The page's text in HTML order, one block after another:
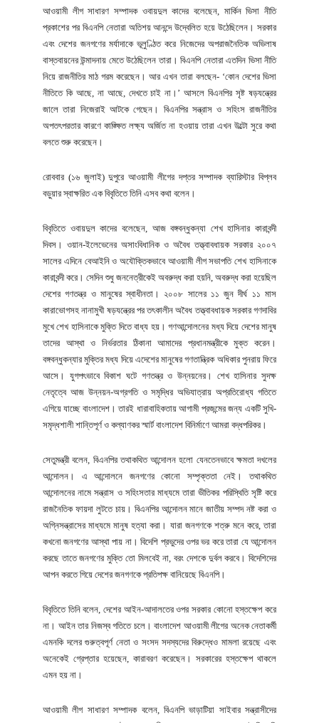
আওয়ামী লীগ সাধারণ সম্পাদক ওবায়দুল কাদের বলেছেন, মার্কিন ভিসা নীতি
প্রকাশের পর বিএনপি নেতারা অতিশয় আনন্দে উদ্বেলিত হয়ে উঠেছিলেন। সরকার
এবং দেশের জনগণের মর্যাদাকে ভূলুণ্ঠিত করে নিজেদের অপরাজনৈতিক অভিলাষ
বাস্তবায়নের উন্মাদনায় মেতে উঠেছিলেন তারা। বিএনপি নেতারা এতদিন ভিসা নীতি
নিয়ে রাজনীতির মাঠ গরম করেছেন। আর এখন তারা বলছেন- ‘কোন দেশের ভিসা
নীতিতে কি আছে, না আছে, দেখতে চাই না।’ আসলে বিএনপির সৃষ্ট ষড়যন্ত্রের
জালে তারা নিজেরাই আটকে গেছেন। বিএনপির সন্ত্রাস ও সহিংস রাজনীতির
অপতৎপরতার কারণে কাঙ্ক্ষিত লক্ষ্য অর্জিত না হওয়ায় তারা এখন উল্টো সুরে কথা
বলতে শুরু করেছেন।
রোববার (১৬ জুলাই) দুপুরে আওয়ামী লীগের দপ্তর সম্পাদক ব্যারিস্টার বিপ্লব
বড়ুয়ার স্বাক্ষরিত এক বিবৃতিতে তিনি এসব কথা বলেন।
বিবৃতিতে ওবায়দুল কাদের বলেছেন, আজ বঙ্গবন্ধুকন্যা শেখ হাসিনার কারাবন্দী
দিবস। ওয়ান-ইলেভেনের অসাংবিধানিক ও অবৈধ তত্ত্বাবধায়ক সরকার ২০০৭
সালের এদিনে বেআইনি ও অযৌক্তিকভাবে আওয়ামী লীগ সভাপতি শেখ হাসিনাকে
কারাবন্দী করে। সেদিন শুধু জননেত্রীকেই অবরুদ্ধ করা হয়নি, অবরুদ্ধ করা হয়েছিল
দেশের গণতন্ত্র ও মানুষের স্বাধীনতা। ২০০৮ সালের ১১ জুন দীর্ঘ ১১ মাস
কারাভোগসহ নানামুখী ষড়যন্ত্রের পর তৎকালীন অবৈধ তত্ত্বাবধায়ক সরকার গণদাবির
মুখে শেখ হাসিনাকে মুক্তি দিতে বাধ্য হয়। গণআন্দোলনের মধ্য দিয়ে দেশের মানুষ
তাদের আস্থা ও নির্ভরতার ঠিকানা আমাদের প্রধানমন্ত্রীকে মুক্ত করেন।
বঙ্গবন্ধুকন্যার মুক্তির মধ্য দিয়ে এদেশের মানুষের গণতান্ত্রিক অধিকার পুনরায় ফিরে
আসে। যুগপৎভাবে বিকাশ ঘটে গণতন্ত্র ও উন্নয়নের। শেখ হাসিনার সুদক্ষ
নেতৃত্বে আজ উন্নয়ন-অগ্রগতি ও সমৃদ্ধির অভিযাত্রায় অপ্রতিরোধ্য গতিতে
এগিয়ে যাচ্ছে বাংলাদেশ। তারই ধারাবাহিকতায় আগামী প্রজন্মের জন্য একটি সুখি-
সমৃদ্ধশালী শান্তিপূর্ণ ও কল্যাণকর স্মার্ট বাংলাদেশ বিনির্মাণে আমরা বদ্ধপরিকর।
সেতুমন্ত্রী বলেন, বিএনপির তথাকথিত আন্দোলন হলো যেনতেনভাবে ক্ষমতা দখলের
আন্দোলন। এ আন্দোলনে জনগণের কোনো সম্পৃক্ততা নেই। তথাকথিত
আন্দোলনের নামে সন্ত্রাস ও সহিংসতার মাধ্যমে তারা ভীতিকর পরিস্থিতি সৃষ্টি করে
রাজনৈতিক ফায়দা লুটতে চায়। বিএনপির আন্দোলন মানে জাতীয় সম্পদ নষ্ট করা ও
অগ্নিসন্ত্রাসের মাধ্যমে মানুষ হত্যা করা। যারা জনগণকে শত্রু মনে করে, তারা
কখনো জনগণের আস্থা পায় না। বিদেশি প্রভুদের ওপর ভর করে তারা যে আন্দোলন
করছে তাতে জনগণের মুক্তি তো মিলবেই না, বরং দেশকে দুর্বল করবে। বিদেশিদের
আপন করতে গিয়ে দেশের জনগণকে প্রতিপক্ষ বানিয়েছে বিএনপি।
বিবৃতিতে তিনি বলেন, দেশের আইন-আদালতের ওপর সরকার কোনো হস্তক্ষেপ করে
না। আইন তার নিজস্ব গতিতে চলে। বাংলাদেশ আওয়ামী লীগের অনেক নেতাকর্মী
এমনকি দলের গুরুত্বপূর্ণ নেতা ও সংসদ সদস্যদের বিরুদ্ধেও মামলা রয়েছে এবং
অনেকেই গ্রেপ্তার হয়েছেন, কারাবরণ করেছেন। সরকারের হস্তক্ষেপ থাকলে
এমন হয় না।
আওয়ামী লীগ সাধারণ সম্পাদক বলেন, বিএনপি ভাড়াটিয়া সাইবার সন্ত্রাসীদের